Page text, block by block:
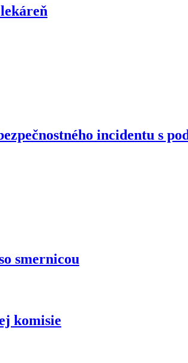
incidentu s
smernicou
komisie